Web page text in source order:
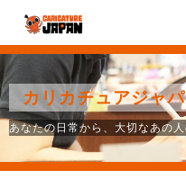
カリカチュアジャ
あなたの日常から、大切なあの